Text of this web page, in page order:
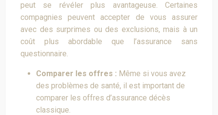
peut se révéler plus avantageuse. Certaines
compagnies peuvent accepter de vous assurer
avec des surprimes ou des exclusions, mais à un
coût plus abordable que l’assurance sans
questionnaire.
Comparer les offres : Même si vous avez
des problèmes de santé, il est important de
comparer les offres d’assurance décès
classique.